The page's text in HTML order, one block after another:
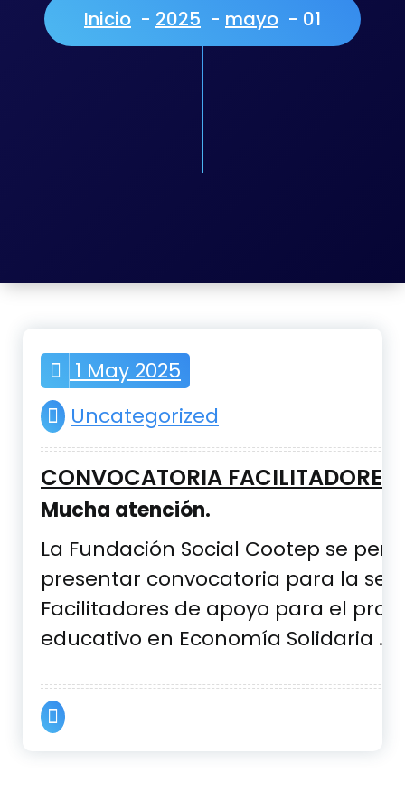
Inicio - 2025 - mayo - 01
1 May 2025
Uncategorized
CONVOCATORIA FACILITADORES
Mucha atención.
La Fundación Social Cootep se
presentar convocatoria para la
Facilitadores de apoyo para el
educativo en Economía Solidaria .